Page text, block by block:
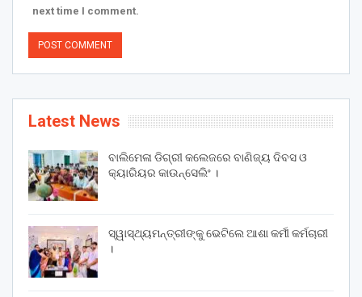
next time I comment.
Latest News
ବାଲିମେଳା ଡିଗ୍ରୀ କଲେଜରେ ବାଣିଜ୍ୟ ଦିବସ ଓ
କ୍ୟାରିୟର କାଉନ୍ସେଲିଂ ।
ସ୍ୱାସ୍ଥ୍ୟମନ୍ତ୍ରୀଙ୍କୁ ଭେଟିଲେ ଆଶା କର୍ମୀ କର୍ମଚାରୀ
।